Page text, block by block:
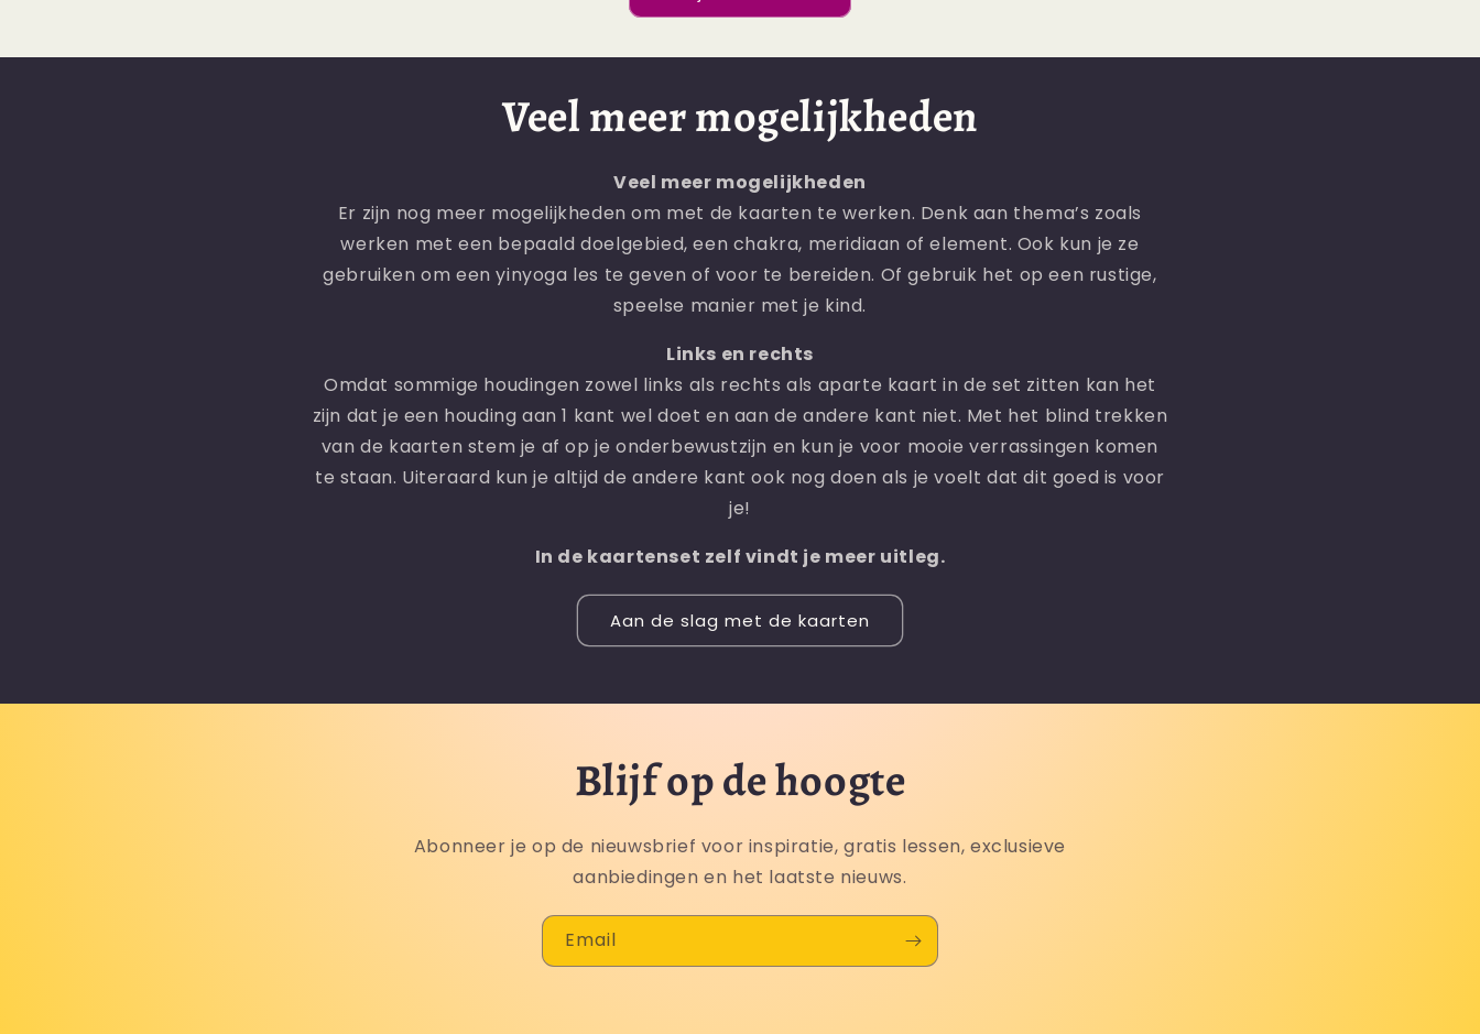
Veel meer mogelijkheden
Veel meer mogelijkheden
Er zijn nog meer mogelijkheden om met de kaarten te werken. Denk aan thema’s zoals
werken met een bepaald doelgebied, een chakra, meridiaan of element. Ook kun je ze
gebruiken om een yinyoga les te geven of voor te bereiden. Of gebruik het op een rustige,
speelse manier met je kind.
Links en rechts
Omdat sommige houdingen zowel links als rechts als aparte kaart in de set zitten kan het
zijn dat je een houding aan 1 kant wel doet en aan de andere kant niet. Met het blind trekken
van de kaarten stem je af op je onderbewustzijn en kun je voor mooie verrassingen komen
te staan. Uiteraard kun je altijd de andere kant ook nog doen als je voelt dat dit goed is voor
je!
In de kaartenset zelf vindt je meer uitleg.
Aan de slag met de kaarten
Blijf op de hoogte
Abonneer je op de nieuwsbrief voor inspiratie, gratis lessen, exclusieve
aanbiedingen en het laatste nieuws.
Email